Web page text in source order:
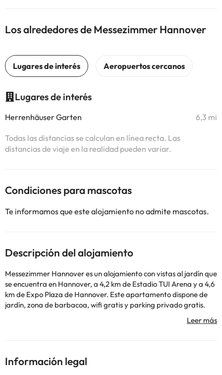
Los alrededores de Messezimmer Hannover
Lugares de interés
Herrenhäuser Garten 6,3 mi
Todas las distancias se calculan en línea recta. Las
distancias de viaje en la realidad pueden variar.
Condiciones para mascotas
Te informamos que este alojamiento no admite mascotas.
Descripción del alojamiento
Messezimmer Hannover es un alojamiento con vistas al jardín que
se encuentra en Hannover, a 4,2 km de Estadio TUI Arena y a 4,6
km de Expo Plaza de Hannover. Este apartamento dispone de
jardín, zona de barbacoa, wifi gratis y parking privado gratis.
Este apartamento de 1 dormitorio ofrece TV de pantalla plana
vía satélite, terraza, zona de estar y soporte para iPod. Hay
personal habla alemán, inglés, polaco y ruso. Messezimmer
Hannover ofrece zona de juegos infantil. Recinto Ferial Hannover
Información legal